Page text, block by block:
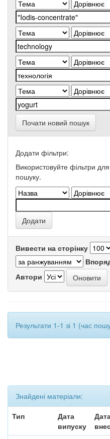
Почати новий пошук
Додати фільтри:
Використовуйте фільтри
пошуку.
Вивести на сторінку
Автори
Результати 1-1 зі 1 (час
Знайдені матеріали:
Тип
Дата
випуску